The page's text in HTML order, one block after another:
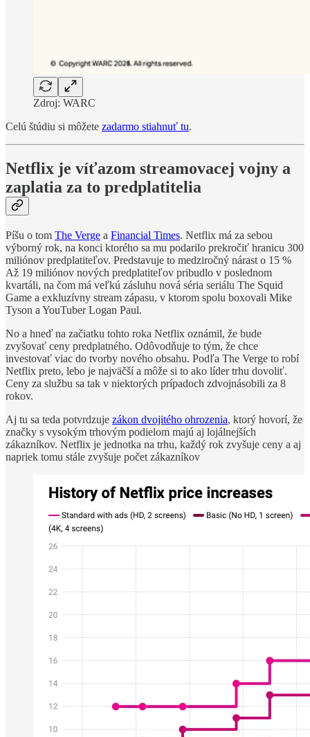
Zdroj: WARC
Celú štúdiu si môžete zadarmo stiahnuť tu.
Netflix je víťazom streamovacej vojny a
zaplatia za to predplatitelia
Píšu o tom The Verge a Financial Times. Netflix má za sebou
výborný rok, na konci ktorého sa mu podarilo prekročiť hranicu 300
miliónov predplatiteľov. Predstavuje to medziročný nárast o 15 %
Až 19 miliónov nových predplatiteľov pribudlo v poslednom
kvartáli, na čom má veľkú zásluhu nová séria seriálu The Squid
Game a exkluzívny stream zápasu, v ktorom spolu boxovali Mike
Tyson a YouTuber Logan Paul.
No a hneď na začiatku tohto roka Netflix oznámil, že bude
zvyšovať ceny predplatného. Odôvodňuje to tým, že chce
investovať viac do tvorby nového obsahu. Podľa The Verge to robí
Netflix preto, lebo je najväčší a môže si to ako líder trhu dovoliť.
Ceny za službu sa tak v niektorých prípadoch zdvojnásobili za 8
rokov.
Aj tu sa teda potvrdzuje zákon dvojitého ohrozenia, ktorý hovorí, že
značky s vysokým trhovým podielom majú aj lojálnejších
zákazníkov. Netflix je jednotka na trhu, každý rok zvyšuje ceny a aj
napriek tomu stále zvyšuje počet zákazníkov